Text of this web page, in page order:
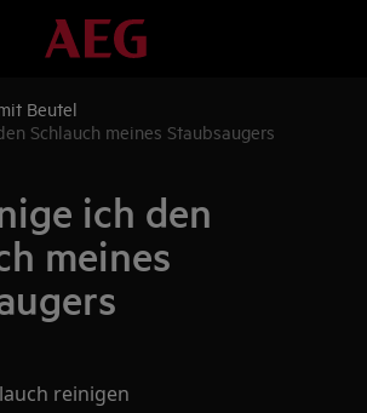
Beutel
Schlauch meines Staubsaugers
ich den
meines
reinigen